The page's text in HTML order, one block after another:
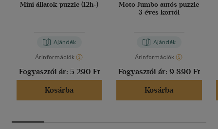
Mini állatok puzzle (12h+)
Ajándék
Árinformációk
Fogyasztói ár: 5 290 Ft
Kosárba
Moto Jumbo autós puzzle
3 éves kortól
Ajándék
Árinformációk
Fogyasztói ár: 9 890 Ft
Kosárba